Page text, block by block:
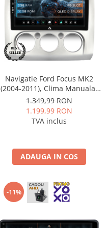
Navigatie Ford Focus MK2
(2004-2011), Clima Manuala,
Android, E-Octacore / 2GB
RAM + 32GB ROM, 9 Inch -
AD-BGE9002+AD-BGRKIT112
1.349,99 RON
1.199,99 RON
TVA inclus
ADAUGA IN COS
-11%